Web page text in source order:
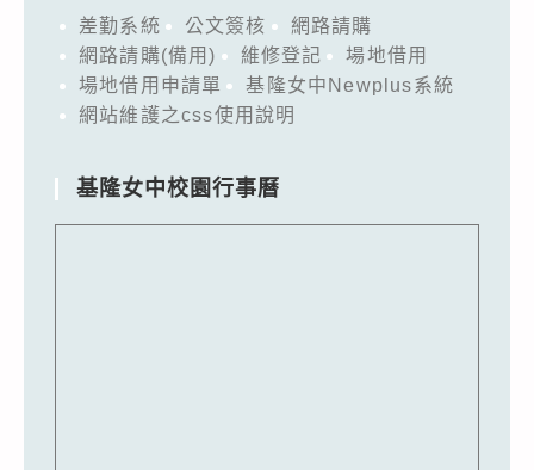
差勤系統 公文簽核
網路請購
網路請購(備用)
維修登記
場地借用
場地借用申請單
基隆女中Newplus系統
網站維護之css使用說明
基隆女中校園行事曆